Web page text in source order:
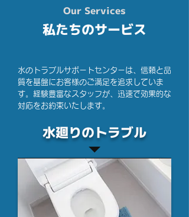
Our Services
私たちのサービス
水のトラブルサポートセンターは、信頼と品
質を基盤にお客様のご満足を追求していま
す。経験豊富なスタッフが、迅速で効果的な
対応をお約束いたします。
水廻りのトラブル